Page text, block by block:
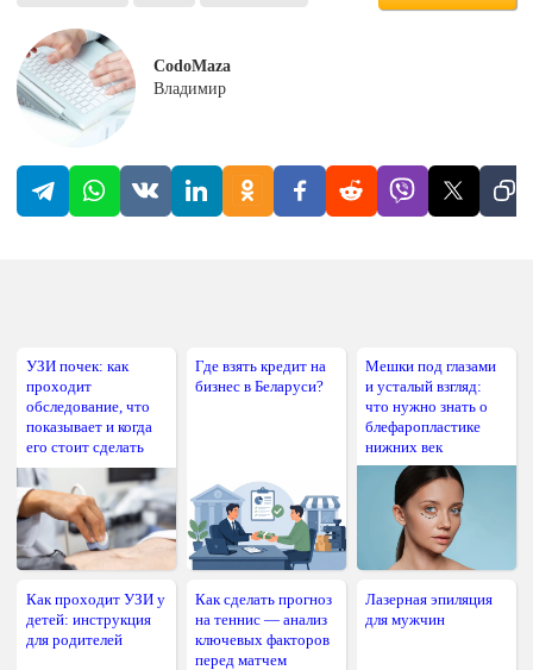
CodoMaza
Владимир
УЗИ почек: как
проходит
обследование, что
показывает и когда
его стоит сделать
Где взять кредит на
бизнес в Беларуси?
Мешки под глазами
и усталый взгляд:
что нужно знать о
блефаропластике
нижних век
Как проходит УЗИ у
детей: инструкция
для родителей
Как сделать прогноз
на теннис — анализ
ключевых факторов
перед матчем
Лазерная эпиляция
для мужчин